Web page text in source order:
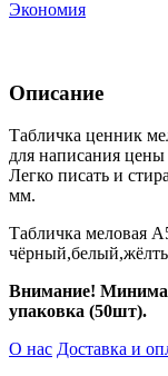
Экономия
Описание
Табличка ценник
для написания
Легко писать и
мм.
Табличка меловая
Внимание!
упаковка (50шт).
О нас Доставка и